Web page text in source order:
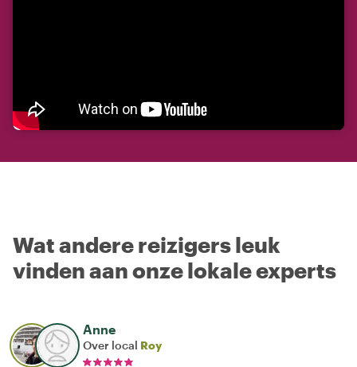
Wat andere reizigers leuk
vinden aan onze lokale experts
Anne
Over local Roy